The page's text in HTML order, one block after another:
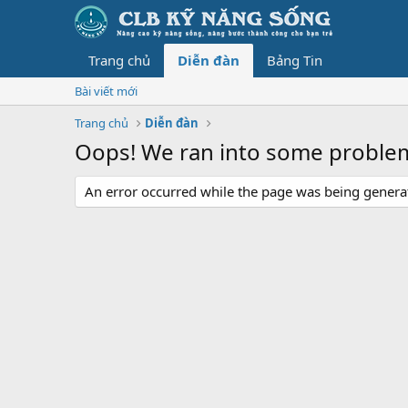
Trang chủ Diễn đàn Bảng Tin
Bài viết mới
Trang chủ
Diễn đàn
Oops! We ran into some
An error occurred while the page was being